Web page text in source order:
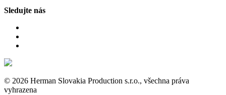
Sledujte nás
© 2026 Herman Slovakia Production s.r.o., všechna práva
vyhrazena